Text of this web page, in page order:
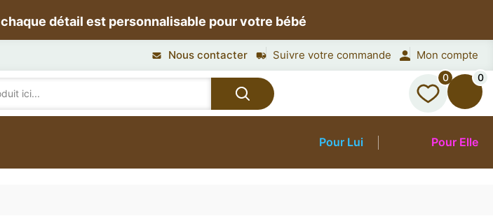
chaque détail est personnalisable pour votre bébé
Nous contacter Suivre votre commande Mon compte
0 0
Pour Lui Pour Elle